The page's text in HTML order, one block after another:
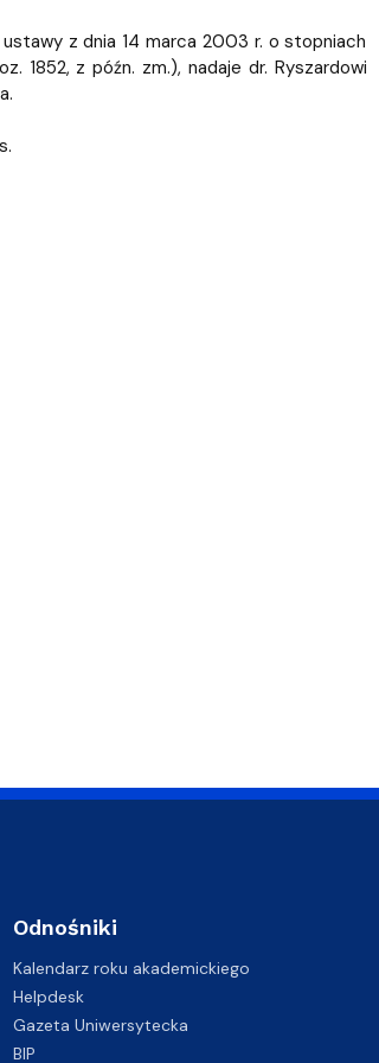
ustawy z dnia 14 marca 2003 r. o stopniach
1852, z późn. zm.), nadaje dr. Ryszardowi
Odnośniki
Kalendarz roku akademickiego
Helpdesk
Gazeta Uniwersytecka
BIP